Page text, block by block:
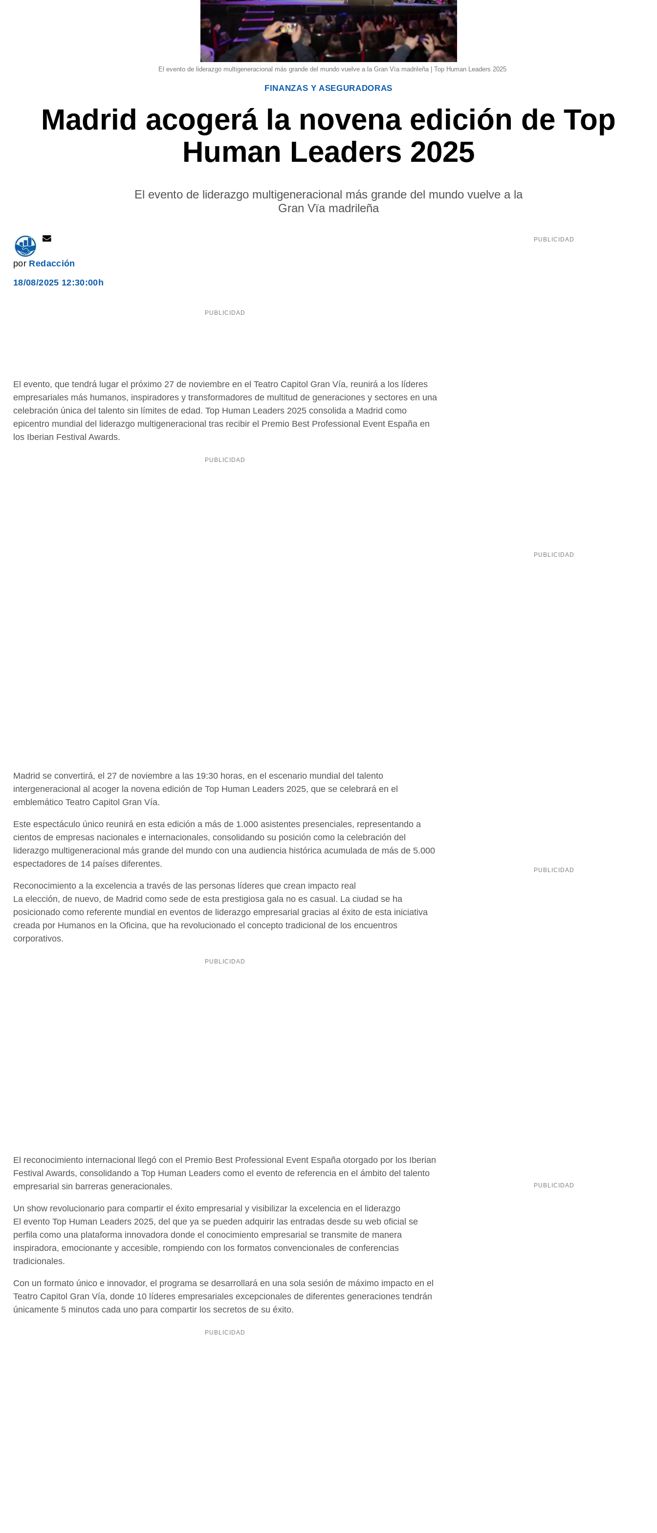
El evento de liderazgo multigeneracional más grande del mundo vuelve a la Gran Vïa madrileña | Top Human Leaders 2025
FINANZAS Y ASEGURADORAS
Madrid acogerá la novena edición de Top
Human Leaders 2025
El evento de liderazgo multigeneracional más grande del mundo vuelve a la
Gran Vïa madrileña
por Redacción
18/08/2025 12:30:00h
El evento, que tendrá lugar el próximo 27 de noviembre en el Teatro Capitol Gran Vía, reunirá a los líderes
empresariales más humanos, inspiradores y transformadores de multitud de generaciones y sectores en una
celebración única del talento sin límites de edad. Top Human Leaders 2025 consolida a Madrid como
epicentro mundial del liderazgo multigeneracional tras recibir el Premio Best Professional Event España en
los Iberian Festival Awards.
Madrid se convertirá, el 27 de noviembre a las 19:30 horas, en el escenario mundial del talento
intergeneracional al acoger la novena edición de Top Human Leaders 2025, que se celebrará en el
emblemático Teatro Capitol Gran Vía.
Este espectáculo único reunirá en esta edición a más de 1.000 asistentes presenciales, representando a
cientos de empresas nacionales e internacionales, consolidando su posición como la celebración del
liderazgo multigeneracional más grande del mundo con una audiencia histórica acumulada de más de 5.000
espectadores de 14 países diferentes.
Reconocimiento a la excelencia a través de las personas líderes que crean impacto real
La elección, de nuevo, de Madrid como sede de esta prestigiosa gala no es casual. La ciudad se ha
posicionado como referente mundial en eventos de liderazgo empresarial gracias al éxito de esta iniciativa
creada por Humanos en la Oficina, que ha revolucionado el concepto tradicional de los encuentros
corporativos.
El reconocimiento internacional llegó con el Premio Best Professional Event España otorgado por los Iberian
Festival Awards, consolidando a Top Human Leaders como el evento de referencia en el ámbito del talento
empresarial sin barreras generacionales.
Un show revolucionario para compartir el éxito empresarial y visibilizar la excelencia en el liderazgo
El evento Top Human Leaders 2025, del que ya se pueden adquirir las entradas desde su web oficial se
perfila como una plataforma innovadora donde el conocimiento empresarial se transmite de manera
inspiradora, emocionante y accesible, rompiendo con los formatos convencionales de conferencias
tradicionales.
Con un formato único e innovador, el programa se desarrollará en una sola sesión de máximo impacto en el
Teatro Capitol Gran Vía, donde 10 líderes empresariales excepcionales de diferentes generaciones tendrán
únicamente 5 minutos cada uno para compartir los secretos de su éxito.